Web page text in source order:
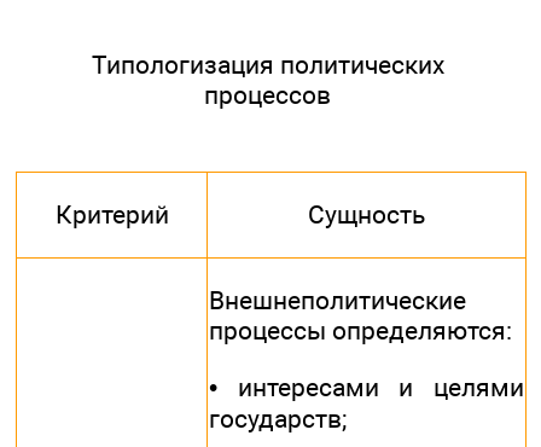
Типологизация политических
процессов
Критерий Сущность
Внешнеполитические
процессы определяются:
• интересами и целями
государств;